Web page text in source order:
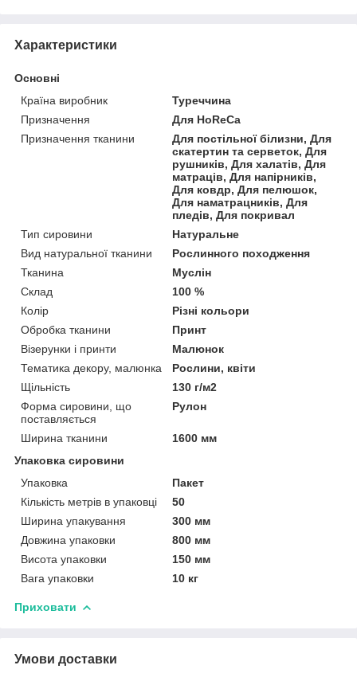
Характеристики
Основні
Країна виробник
Туреччина
Призначення
Для HoReCa
Призначення тканини
Для постільної білизни, Для
скатертин та серветок, Для
рушників, Для халатів, Для
матраців, Для напірників,
Для ковдр, Для пелюшок,
Для наматрацників, Для
пледів, Для покривал
Тип сировини
Натуральне
Вид натуральної тканини
Рослинного походження
Тканина
Муслін
Склад
100 %
Колір
Різні кольори
Обробка тканини
Принт
Візерунки і принти
Малюнок
Тематика декору, малюнка
Рослини, квіти
Щільність
130 г/м2
Форма сировини, що
поставляється
Рулон
Ширина тканини
1600 мм
Упаковка сировини
Упаковка
Пакет
Кількість метрів в упаковці
50
Ширина упакування
300 мм
Довжина упаковки
800 мм
Висота упаковки
150 мм
Вага упаковки
10 кг
Приховати
Умови доставки